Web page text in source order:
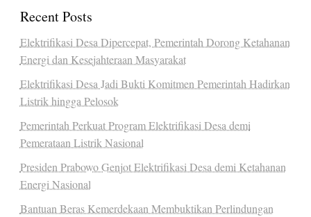
Recent Posts
Elektrifikasi Desa Dipercepat, Pemerintah Dorong Ketahanan
Energi dan Kesejahteraan Masyarakat
Elektrifikasi Desa Jadi Bukti Komitmen Pemerintah Hadirkan
Listrik hingga Pelosok
Pemerintah Perkuat Program Elektrifikasi Desa demi
Pemerataan Listrik Nasional
Presiden Prabowo Genjot Elektrifikasi Desa demi Ketahanan
Energi Nasional
Bantuan Beras Kemerdekaan Membuktikan Perlindungan